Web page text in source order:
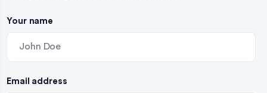
Your name
Email address